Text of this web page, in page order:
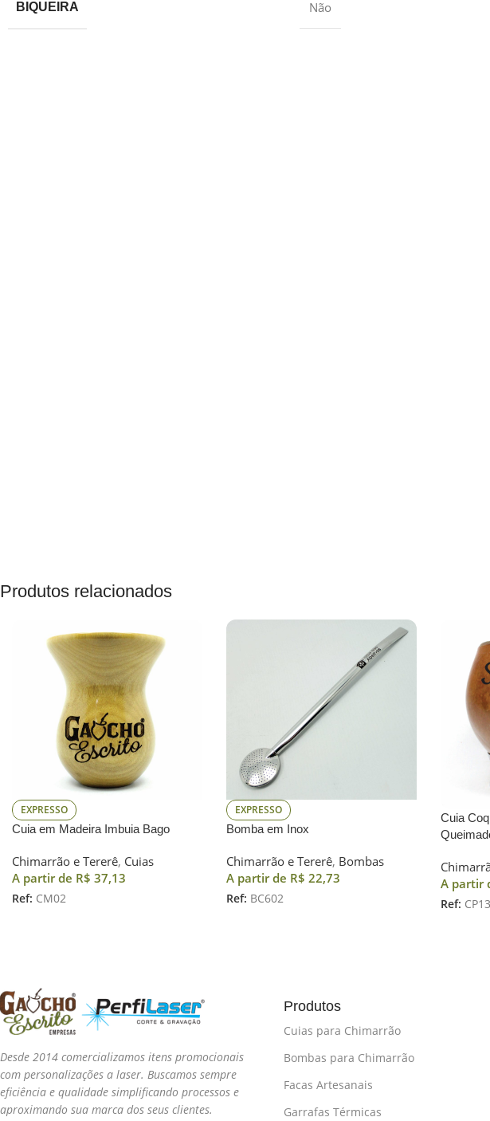
BIQUEIRA Não
Produtos relacionados
EXPRESSO
Cuia em Madeira Imbuia Bago
Chimarrão e Tererê, Cuias
A partir de R$ 37,13
Ref: CM02
EXPRESSO
Bomba em Inox
Chimarrão e Tererê, Bombas
A partir de R$ 22,73
Ref: BC602
Cuia
A partir
Ref:
Desde 2014 comercializamos itens promocionais
com personalizações a laser. Buscamos sempre
eficiência e qualidade simplificando processos e
aproximando sua marca dos seus clientes.
Produtos
Cuias para Chimarrão
Bombas para Chimarrão
Facas Artesanais
Garrafas Térmicas